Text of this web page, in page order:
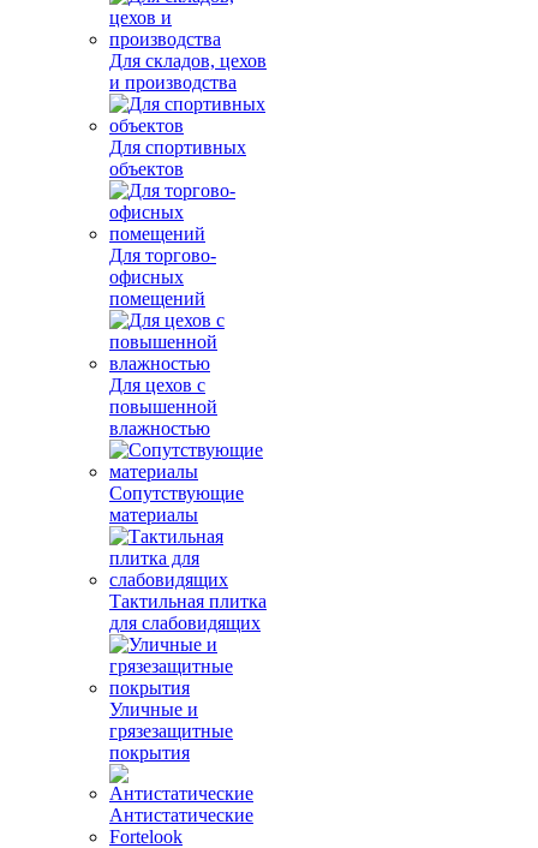
Для складов, цехов
и производства
Для спортивных
объектов
Для торгово-
офисных
помещений
Для цехов с
повышенной
влажностью
Сопутствующие
материалы
Тактильная плитка
для слабовидящих
Уличные и
грязезащитные
покрытия
Антистатические
Fortelook